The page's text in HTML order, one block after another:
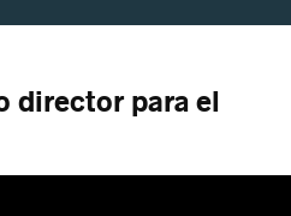
director para el